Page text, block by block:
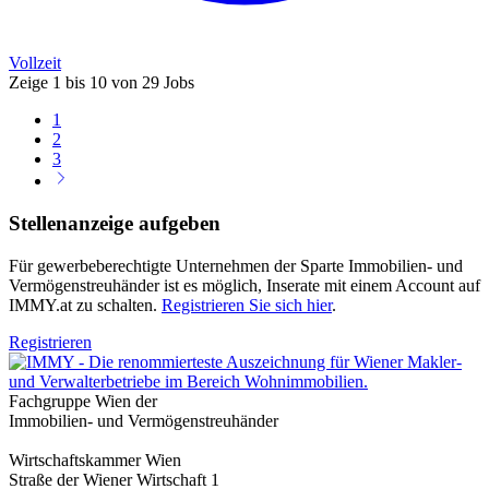
Vollzeit
Zeige 1 bis 10 von 29 Jobs
1
2
3
Stellenanzeige aufgeben
Für gewerbeberechtigte Unternehmen der Sparte Immobilien- und
Vermögenstreuhänder ist es möglich, Inserate mit einem Account auf
IMMY.at zu schalten. Registrieren Sie sich hier.
Registrieren
Fachgruppe Wien der
Immobilien- und Vermögenstreuhänder
Wirtschaftskammer Wien
Straße der Wiener Wirtschaft 1